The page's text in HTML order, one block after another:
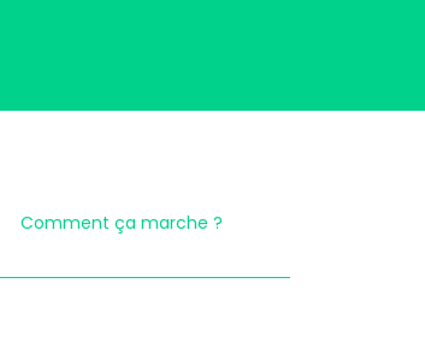
Comment ça marche ?